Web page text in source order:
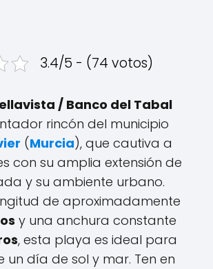
3.4/5 - (74 votos)
/ Banco del Tabal
rincón del municipio
(Murcia), que cautiva a
con su amplia extensión de
y su ambiente urbano.
de aproximadamente
y una anchura constante
, esta playa es ideal para
un día de sol y mar. Ten en